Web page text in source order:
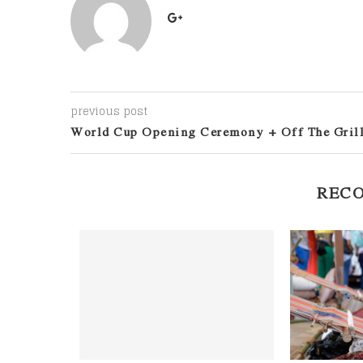
previous post
World Cup Opening Ceremony + Off The